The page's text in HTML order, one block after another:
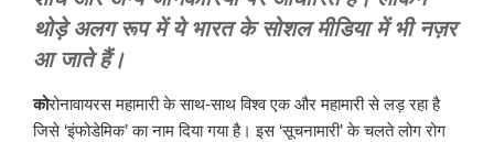
थोड़े अलग रूप में ये भारत के सोशल मीडिया में भी नज़र
आ जाते हैं।
कोरोनावायरस महामारी के साथ-साथ विश्व एक और महामारी से लड़ रहा है
जिसे ‘इंफोडेमिक’ का नाम दिया गया है। इस ‘सूचनामारी’ के चलते लोग रोग